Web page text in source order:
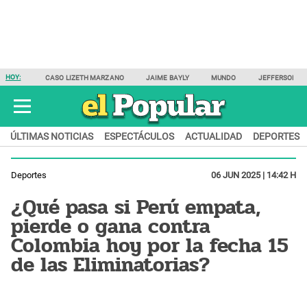
HOY: CASO LIZETH MARZANO JAIME BAYLY MUNDO JEFFERSON
ÚLTIMAS NOTICIAS ESPECTÁCULOS ACTUALIDAD DEPORTES
Deportes 06 JUN 2025 | 14:42 H
¿Qué pasa si Perú empata,
pierde o gana contra
Colombia hoy por la fecha 15
de las Eliminatorias?